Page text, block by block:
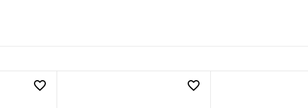
favorite_border
favorite_border